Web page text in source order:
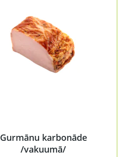
Gurmānu karbonāde
/vakuumā/